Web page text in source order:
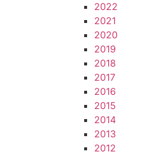
2022
2021
2020
2019
2018
2017
2016
2015
2014
2013
2012